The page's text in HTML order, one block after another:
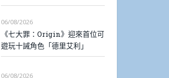
06/08/2026
《七大罪：Origin》迎來首位可
遊玩十誡角色「德里艾利」
06/08/2026